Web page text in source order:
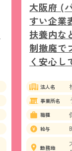
大阪府 (
すい企業
扶養内な
制撤廃で
く安心し
法人名
事業所名
職種
給与
勤務地